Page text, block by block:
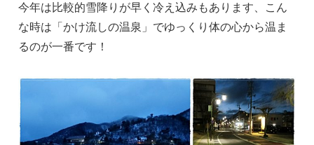
今年は比較的雪降りが早く冷え込みもあります、こん
な時は「かけ流しの温泉」でゆっくり体の心から温ま
るのが一番です！